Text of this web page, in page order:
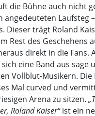
die Bühne auch nicht
angedeuteten Laufsteg
Dieser trägt Roland
Rest des Geschehens
direkt in die Fans.
eine Band aus sage
Vollblut-Musikern. Die
Mal curved und
Arena zu sitzen.
Roland Kaiser“ist ein